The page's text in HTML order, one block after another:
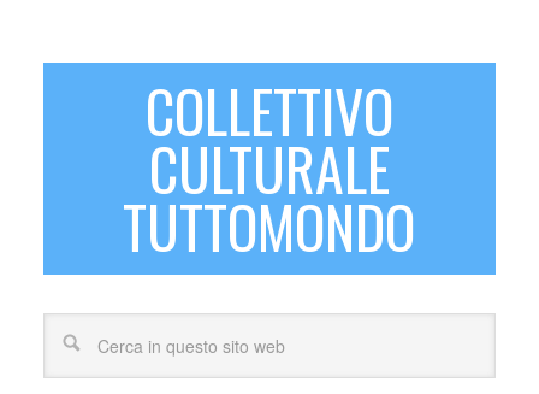
COLLETTIVO
CULTURALE
TUTTOMONDO